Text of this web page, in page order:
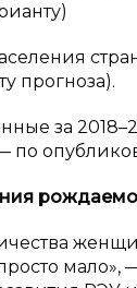
прогноза).
за
по